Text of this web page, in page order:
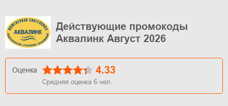
Действующие промокоды
Аквалинк Август 2026
Оценка 4.33
Средняя оценка 6 чел.